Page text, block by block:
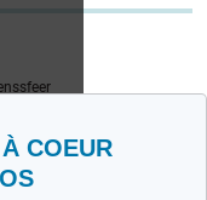
COEUR